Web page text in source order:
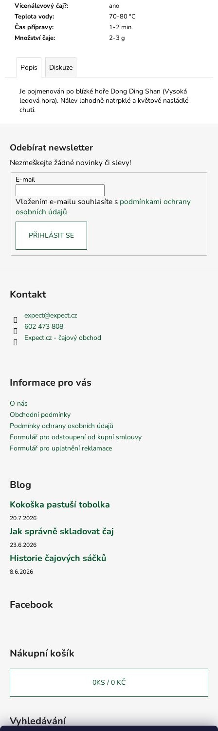
Vícenálevový čaj?:
ano
Teplota vody:
70-80 °C
Čas přípravy:
1-2 min.
Množství čaje: 2-3 g
Popis Diskuze
Je pojmenován po blízké hoře Dong Ding Shan (Vysoká
ledová hora). Nálev lahodně natrpklé a květově nasládlé
chuti.
Odebírat newsletter
Nezmeškejte žádné novinky či slevy!
E-mail
Vložením e-mailu souhlasíte s podmínkami ochrany
osobních údajů
PŘIHLÁSIT SE
Kontakt
expect@expect.cz
602 473 808
Expect.cz - čajový obchod
Informace pro vás
O nás
Obchodní podmínky
Podmínky ochrany osobních údajů
Formulář pro odstoupení od kupní smlouvy
Formulář pro uplatnění reklamace
Blog
Kokoška pastuší tobolka
20.7.2026
Jak správně skladovat čaj
23.6.2026
Historie čajových sáčků
8.6.2026
Facebook
Nákupní košík
0KS / 0 KČ
Vyhledávání